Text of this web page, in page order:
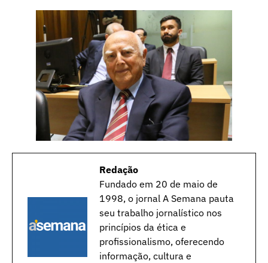
Redação
Fundado em 20 de maio de
1998, o jornal A Semana pauta
seu trabalho jornalístico nos
princípios da ética e
profissionalismo, oferecendo
informação, cultura e